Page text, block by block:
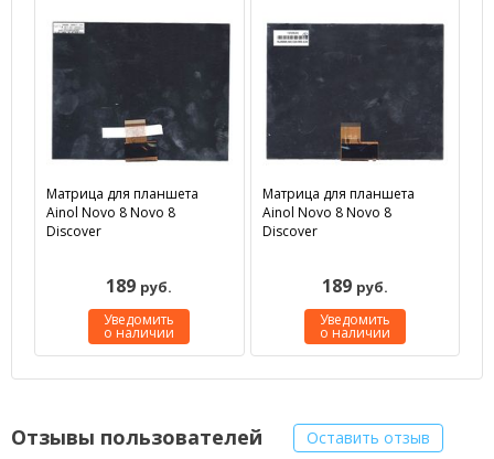
Матрица для планшета
Ainol Novo 8 Novo 8
Discover
189 руб.
Уведомить
о наличии
Матрица для планшета
Ainol Novo 8 Novo 8
Discover
189 руб.
Уведомить
о наличии
Отзывы пользователей Оставить отзыв